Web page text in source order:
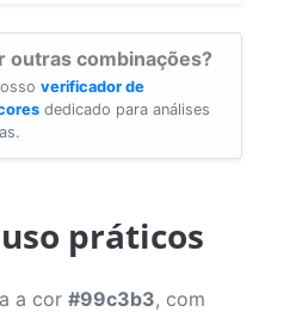
outras combinações?
verificador de
dedicado para análises
práticos
a cor #99c3b3, com